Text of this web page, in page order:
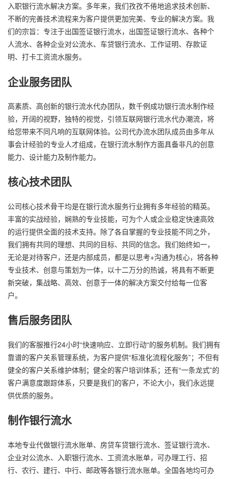
入职银行流水解决方案。多年来，我们孜孜不倦地追求技术创新、
不断的完善技术流程来为客户提供更加完美、专业的解决方案。我
们的宗旨：专注于出国签证银行流水，出国签证银行流水、各种个
人流水、各种企业对公流水、车贷银行流水、工作证明、存款证
明、打卡工资流水服务。
企业服务团队
高素质、高创新的银行流水代办团队，数千例成功银行流水制作经
验，开阔的视野，独特的视觉，引领互联网银行流水代办潮流，将
给您带来不同凡响的互联网体验。公司代办流水团队成员由多年从
事会计经验的专业人才组成，在银行流水制作方面具备非凡的创意
能力、设计能力及制作能力。
核心技术团队
公司核心技术骨干均是在银行流水服务行业拥有多年经验的精英。
丰富的实战经验，娴熟的专业技能，可为个人或企业稳定快速高效
的运行提供全面的技术支持。除了各自掌握的专业技能不同之外，
我们拥有共同的理想、共同的目标、共同的信念。我们始终如一，
无论是对待客户，还是内部成员，都是以思考+沟通为核心，将各种
专业技术、创意与策划为一体，以十二万分的热诚，将具有不断更
新突破，集战略、高效、创意于一体的解决方案交付给每一位客
户。
售后服务团队
我们的客服推行24小时“快速响应、立即行动“的服务机制。我们拥有
靠谱的客户关系管理系统，为客户提供“标准化流程化服务”；不但有
健全的客户关系维护体制；健全的客户培训体系；还有“一条龙式”的
客户满意度跟踪体系，只要是我们的客户，不论大小，我们永远提
供优质的服务。
制作银行流水
本地专业代做银行流水账单、房贷车贷银行流水、签证银行流水、
企业对公流水、入职银行流水、工资流水账单，可办理工行、招
行、农行、建行、中行、邮政等各银行流水账单。全国各地均可办